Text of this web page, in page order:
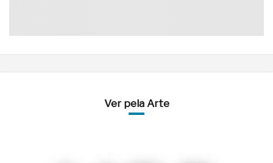
Ver pela Arte